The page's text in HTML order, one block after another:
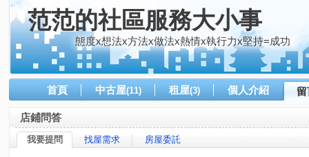
范范的社區服務大小事
態度x想法x方法x做法x熱情x執行力x堅持=成功
首頁 中古屋(11) 租屋(3) 個人介紹
店鋪問答
我要提問 找屋需求 房屋委託